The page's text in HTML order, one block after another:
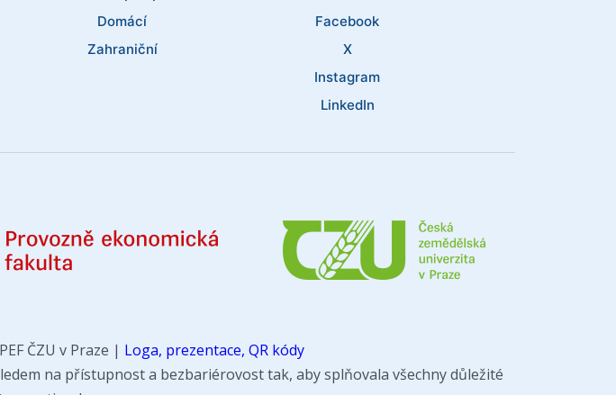
Domácí
Zahraniční
Facebook
X
Instagram
LinkedIn
ČZU v Praze | Loga, prezentace, QR kódy
na přístupnost a bezbariérovost tak, aby splňovala všechny důležité